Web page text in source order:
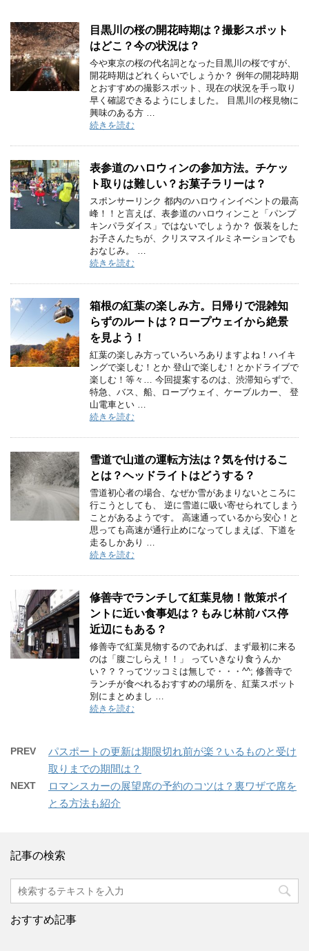
目黒川の桜の開花時期は？撮影スポット
はどこ？今の状況は？
今や東京の桜の代名詞となった目黒川の桜ですが、
開花時期はどれくらいでしょうか？ 例年の開花時期
とおすすめの撮影スポット、現在の状況を手っ取り
早く確認できるようにしました。 目黒川の桜見物に
興味のある方 …
続きを読む
表参道のハロウィンの参加方法。チケッ
ト取りは難しい？お菓子ラリーは？
スポンサーリンク 都内のハロウィンイベントの最高
峰！！と言えば、表参道のハロウィンこと「パンプ
キンパラダイス」ではないでしょうか？ 仮装をした
お子さんたちが、クリスマスイルミネーションでも
おなじみ。 …
続きを読む
箱根の紅葉の楽しみ方。日帰りで混雑知
らずのルートは？ロープウェイから絶景
を見よう！
紅葉の楽しみ方っていろいろありますよね！ハイキ
ングで楽しむ！とか 登山で楽しむ！とかドライブで
楽しむ！等々… 今回提案するのは、渋滞知らずで、
特急、バス、船、ロープウェイ、ケーブルカー、 登
山電車とい …
続きを読む
雪道で山道の運転方法は？気を付けるこ
とは？ヘッドライトはどうする？
雪道初心者の場合、なぜか雪があまりないところに
行こうとしても、 逆に雪道に吸い寄せられてしまう
ことがあるようです。 高速通っているから安心！と
思っても高速が通行止めになってしまえば、下道を
走るしかあり …
続きを読む
修善寺でランチして紅葉見物！散策ポイ
ントに近い食事処は？もみじ林前バス停
近辺にもある？
修善寺で紅葉見物するのであれば、まず最初に来る
のは「腹ごしらえ！！」 っていきなり食うんか
い？？？ってツッコミは無しで・・・^^; 修善寺で
ランチが食べれるおすすめの場所を、紅葉スポット
別にまとめまし …
続きを読む
PREV
パスポートの更新は期限切れ前が楽？いるものと受け
取りまでの期間は？
NEXT
ロマンスカーの展望席の予約のコツは？裏ワザで席を
とる方法も紹介
記事の検索
おすすめ記事